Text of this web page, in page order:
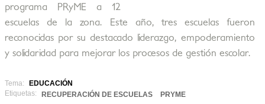
programa PRyME a 12
escuelas de la zona. Este año, tres escuelas fueron
reconocidas por su destacado liderazgo, empoderamiento
y solidaridad para mejorar los procesos de gestión escolar.
Tema:
EDUCACIÓN
Etiquetas:
RECUPERACIÓN DE ESCUELAS PRYME